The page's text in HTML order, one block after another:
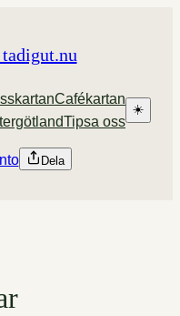
Cafékartan
Tipsa oss
☀️
Dela